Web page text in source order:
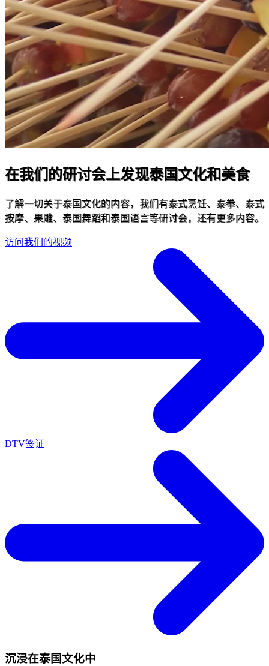
在我们的研讨会上发现泰国文化和美食
了解一切关于泰国文化的内容，我们有泰式烹饪、泰拳、泰式
按摩、果雕、泰国舞蹈和泰国语言等研讨会，还有更多内容。
访问我们的视频
DTV签证
沉浸在泰国文化中